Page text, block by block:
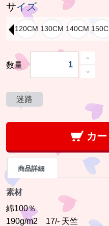
サイズ
数量
迷路
カ
商品詳細
素材
綿100％
190g/m2 17/- 天竺